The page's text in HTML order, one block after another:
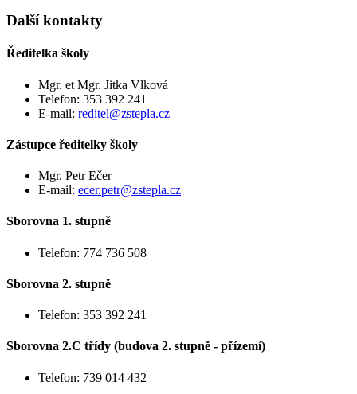
Další kontakty
Ředitelka školy
Mgr. et Mgr. Jitka Vlková
Telefon: 353 392 241
E-mail: reditel@zstepla.cz
Zástupce ředitelky školy
Mgr. Petr Ečer
E-mail: ecer.petr@zstepla.cz
Sborovna 1. stupně
Telefon: 774 736 508
Sborovna 2. stupně
Telefon: 353 392 241
Sborovna 2.C třídy (budova 2. stupně - přízemí)
Telefon: 739 014 432